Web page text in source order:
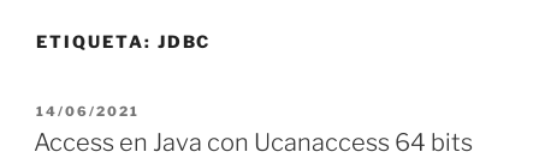
ETIQUETA: JDBC
PUBLICADO
EL
14/06/2021
Access en Java con Ucanaccess 64 bits